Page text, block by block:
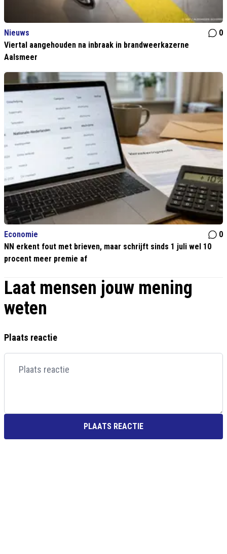
Nieuws
0
Viertal aangehouden na inbraak in brandweerkazerne
Aalsmeer
Economie
0
NN erkent fout met brieven, maar schrijft sinds 1 juli wel 10
procent meer premie af
Laat mensen jouw mening
weten
Plaats reactie
PLAATS REACTIE